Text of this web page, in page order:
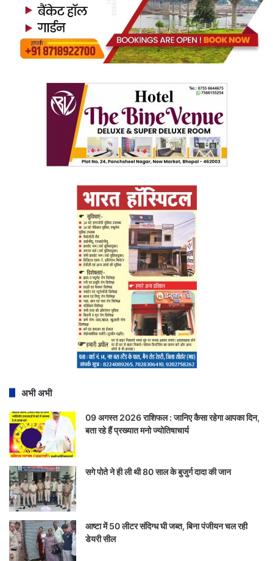
अभी अभी
09 अगस्त 2026 राशिफल : जानिए कैसा रहेगा आपका दिन,
बता रहे हैं प्रख्यात मनो ज्योतिषाचार्य
सगे पोते ने ही ली थी 80 साल के बुजुर्ग दादा की जान
आष्टा में 50 लीटर संदिग्ध घी जब्त, बिना पंजीयन चल रही
डेयरी सील